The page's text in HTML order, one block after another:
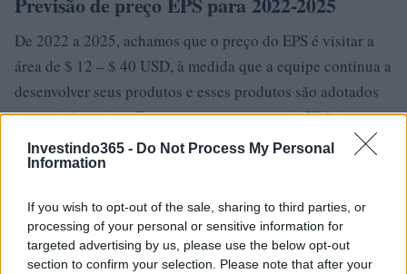
Investindo365 - Do Not Process My Personal
Information
If you wish to opt-out of the sale, sharing to third parties, or
processing of your personal or sensitive information for
targeted advertising by us, please use the below opt-out
section to confirm your selection. Please note that after your
De 2022 a 2025, achamos que o preço do EPS é visitar a
área de $ 12 – $ 40 USD, à medida que a equipe continua a
desenvolver seus produtos e esses produtos são adotados
pelo público-alvo. Esta previsão de preço do EPS é
baseada em vários conjuntos de dados e modelagem
preditiva que assume que a tendência atual de longo prazo
ascendente sem grandes contratempos.
A análise fundamental da Ellipsis é crucial ao prever o